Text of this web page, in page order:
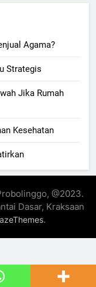
Agama?
Strategis
Jika Rumah
Kesehatan
@2023.
Dasar, Kraksaan
.